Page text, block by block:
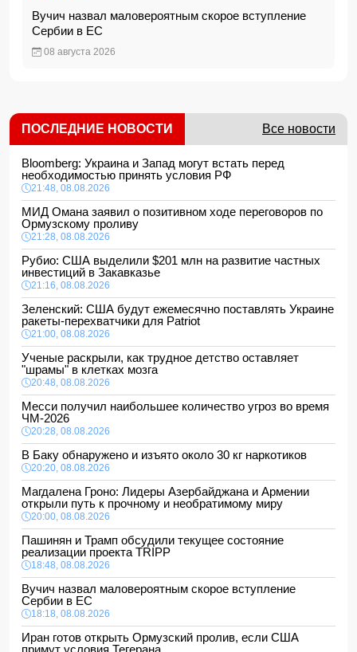
Вучич назвал маловероятным скорое вступление
Сербии в ЕС
08 августа 2026
ПОСЛЕДНИЕ НОВОСТИ Все новости
Bloomberg: Украина и Запад могут встать перед
необходимостью принять условия РФ
21:48, 08.08.2026
МИД Омана заявил о позитивном ходе переговоров по
Ормузскому проливу
21:28, 08.08.2026
Рубио: США выделили $201 млн на развитие частных
инвестиций в Закавказье
21:16, 08.08.2026
Зеленский: США будут ежемесячно поставлять Украине
ракеты-перехватчики для Patriot
21:00, 08.08.2026
Ученые раскрыли, как трудное детство оставляет
"шрамы" в клетках мозга
20:48, 08.08.2026
Месси получил наибольшее количество угроз во время
ЧМ-2026
20:28, 08.08.2026
В Баку обнаружено и изъято около 30 кг наркотиков
20:20, 08.08.2026
Магдалена Гроно: Лидеры Азербайджана и Армении
открыли путь к прочному и необратимому миру
20:00, 08.08.2026
Пашинян и Трамп обсудили текущее состояние
реализации проекта TRIPP
18:48, 08.08.2026
Вучич назвал маловероятным скорое вступление
Сербии в ЕС
18:18, 08.08.2026
Иран готов открыть Ормузский пролив, если США
примут условия Тегерана